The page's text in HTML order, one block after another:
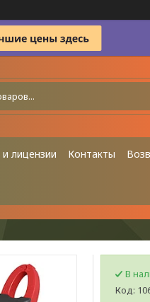
лицензии Контакты
В
Код: